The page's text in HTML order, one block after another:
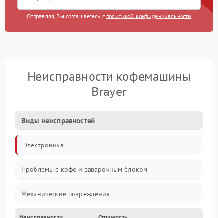
Отправляя, Вы соглашаетесь с политикой конфиденциальности
Неисправности кофемашины
Brayer
Виды неисправностей
Электроника
Проблемы с кофе и заварочным блоком
Механические повреждения